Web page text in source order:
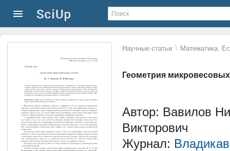
Научные статьи \ Математика.
Геометрия
Автор: Вавилов
Викторович
Журнал: